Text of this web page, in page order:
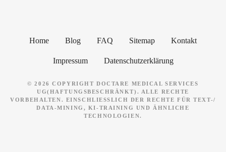
Home Blog FAQ Sitemap Kontakt
Impressum Datenschutzerklärung
© 2026 COPYRIGHT DOCTARE MEDICAL SERVICES
UG(HAFTUNGSBESCHRÄNKT). ALLE RECHTE
VORBEHALTEN. EINSCHLIESSLICH DER RECHTE FÜR TEXT-/ D
ATA-MINING, KI-TRAINING UND ÄHNLICHE T
ECHNOLOGIEN.